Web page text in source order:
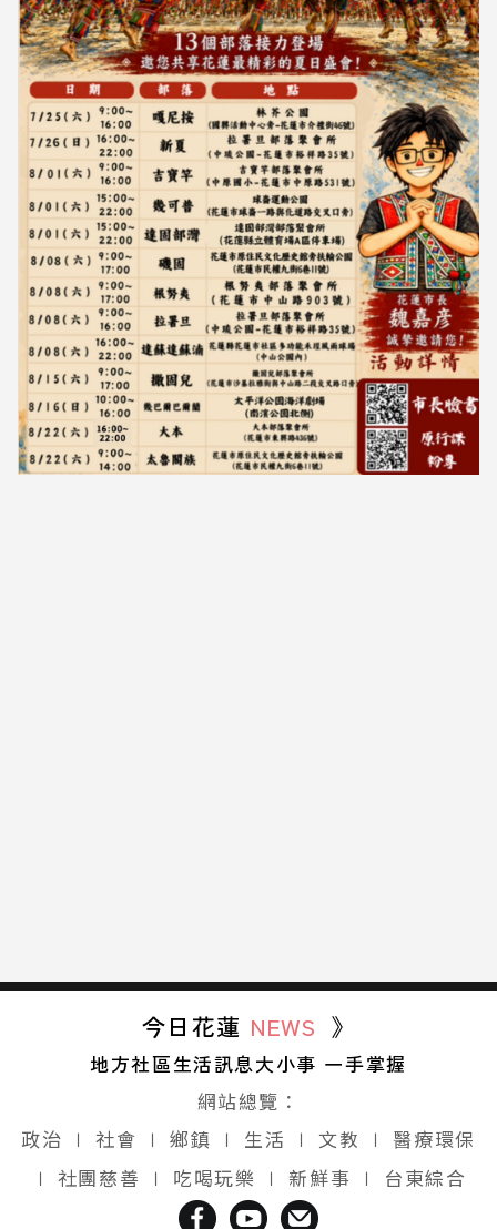
今日花蓮 NEWS 》
地方社區生活訊息大小事 一手掌握
網站總覽：
政治 ∣ 社會 ∣ 鄉鎮 ∣ 生活 ∣ 文教 ∣
醫療環保
∣ 社團慈善 ∣ 吃喝玩樂 ∣ 新鮮事 ∣ 台東綜合